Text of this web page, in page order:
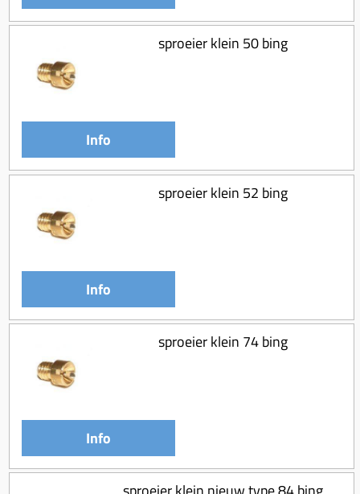
sproeier klein 50 bing
Info
sproeier klein 52 bing
Info
sproeier klein 74 bing
Info